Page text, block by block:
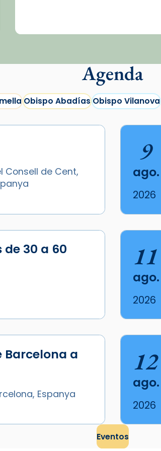
Agenda
Obispo AbadíasObispo Vilanova
Consell de Cent,
9
ago.
2026
30 a 60
11
ago.
2026
Barcelona a
Espanya
12
ago.
2026
Eventos